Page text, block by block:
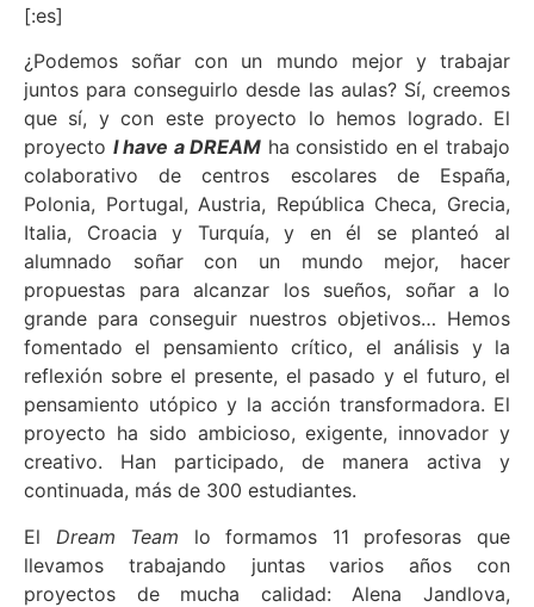
[:es]
¿Podemos soñar con un mundo mejor y trabajar
juntos para conseguirlo desde las aulas? Sí, creemos
que sí, y con este proyecto lo hemos logrado. El
proyecto I have a DREAM ha consistido en el trabajo
colaborativo de centros escolares de España,
Polonia, Portugal, Austria, República Checa, Grecia,
Italia, Croacia y Turquía, y en él se planteó al
alumnado soñar con un mundo mejor, hacer
propuestas para alcanzar los sueños, soñar a lo
grande para conseguir nuestros objetivos… Hemos
fomentado el pensamiento crítico, el análisis y la
reflexión sobre el presente, el pasado y el futuro, el
pensamiento utópico y la acción transformadora. El
proyecto ha sido ambicioso, exigente, innovador y
creativo. Han participado, de manera activa y
continuada, más de 300 estudiantes.
El Dream Team lo formamos 11 profesoras que
llevamos trabajando juntas varios años con
proyectos de mucha calidad: Alena Jandlova,